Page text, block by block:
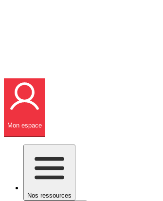
Mon espace
Nos ressources